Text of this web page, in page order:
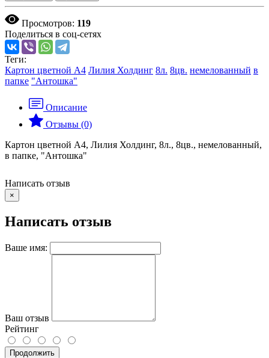
Просмотров: 119
Поделиться в соц-сетях
Теги:
Картон цветной А4 Лилия Холдинг 8л. 8цв. немелованный в
папке "Антошка"
Описание
Отзывы (0)
Картон цветной А4, Лилия Холдинг, 8л., 8цв., немелованный,
в папке, "Антошка"
Написать отзыв
×
Написать отзыв
Ваше имя:
Ваш отзыв
Рейтинг
Продолжить